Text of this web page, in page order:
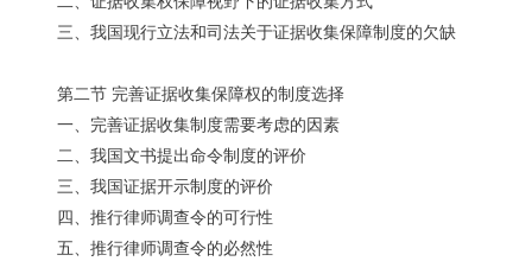
三、我国现行立法和司法关于证据收集保障制度的欠缺
第二节 完善证据收集保障权的制度选择
一、完善证据收集制度需要考虑的因素
二、我国文书提出命令制度的评价
三、我国证据开示制度的评价
四、推行律师调查令的可行性
五、推行律师调查令的必然性